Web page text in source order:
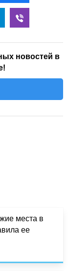
новостей в
места в
ее